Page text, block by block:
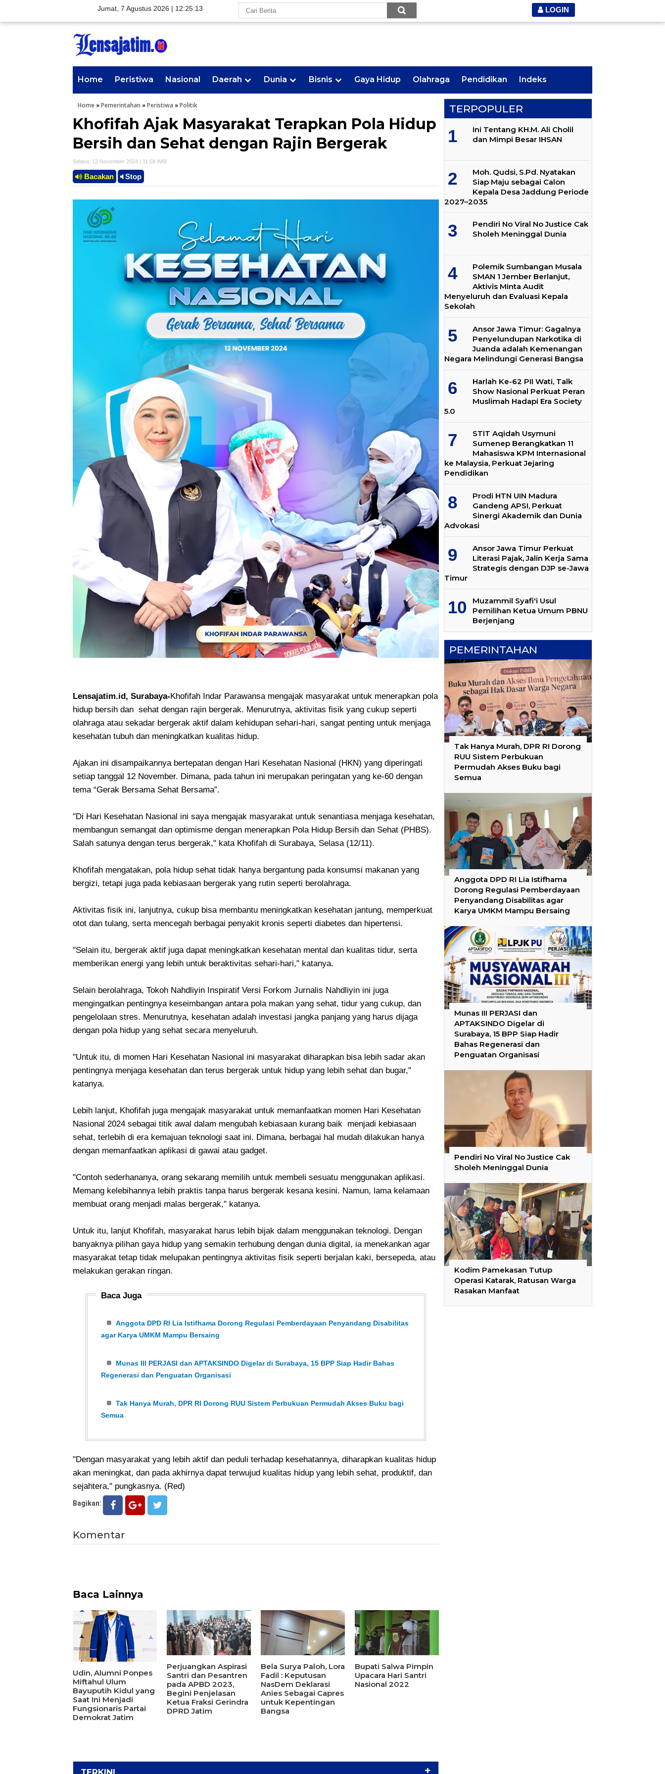
Jumat, 7 Agustus 2026 | 12:25:14 LOGIN
Home Peristiwa Nasional Daerah Dunia Bisnis Gaya Hidup Olahraga Pendidikan Indeks
Home »Pemerintahan »Peristiwa »Politik
Khofifah Ajak Masyarakat Terapkan Pola Hidup
Bersih dan Sehat dengan Rajin Bergerak
Selasa, 12 November 2024 | 11.58 WIB
Bacakan Stop
Lensajatim.id, Surabaya-Khofifah Indar Parawansa mengajak masyarakat untuk menerapkan pola
hidup bersih dan sehat dengan rajin bergerak. Menurutnya, aktivitas fisik yang cukup seperti
olahraga atau sekadar bergerak aktif dalam kehidupan sehari-hari, sangat penting untuk menjaga
kesehatan tubuh dan meningkatkan kualitas hidup.
Ajakan ini disampaikannya bertepatan dengan Hari Kesehatan Nasional (HKN) yang diperingati
setiap tanggal 12 November. Dimana, pada tahun ini merupakan peringatan yang ke-60 dengan
tema “Gerak Bersama Sehat Bersama”.
"Di Hari Kesehatan Nasional ini saya mengajak masyarakat untuk senantiasa menjaga kesehatan,
membangun semangat dan optimisme dengan menerapkan Pola Hidup Bersih dan Sehat (PHBS).
Salah satunya dengan terus bergerak," kata Khofifah di Surabaya, Selasa (12/11).
Khofifah mengatakan, pola hidup sehat tidak hanya bergantung pada konsumsi makanan yang
bergizi, tetapi juga pada kebiasaan bergerak yang rutin seperti berolahraga.
Aktivitas fisik ini, lanjutnya, cukup bisa membantu meningkatkan kesehatan jantung, memperkuat
otot dan tulang, serta mencegah berbagai penyakit kronis seperti diabetes dan hipertensi.
"Selain itu, bergerak aktif juga dapat meningkatkan kesehatan mental dan kualitas tidur, serta
memberikan energi yang lebih untuk beraktivitas sehari-hari," katanya.
Selain berolahraga, Tokoh Nahdliyin Inspiratif Versi Forkom Jurnalis Nahdliyin ini juga
mengingatkan pentingnya keseimbangan antara pola makan yang sehat, tidur yang cukup, dan
pengelolaan stres. Menurutnya, kesehatan adalah investasi jangka panjang yang harus dijaga
dengan pola hidup yang sehat secara menyeluruh.
"Untuk itu, di momen Hari Kesehatan Nasional ini masyarakat diharapkan bisa lebih sadar akan
pentingnya menjaga kesehatan dan terus bergerak untuk hidup yang lebih sehat dan bugar,"
katanya.
Lebih lanjut, Khofifah juga mengajak masyarakat untuk memanfaatkan momen Hari Kesehatan
Nasional 2024 sebagai titik awal dalam mengubah kebiasaan kurang baik menjadi kebiasaan
sehat, terlebih di era kemajuan teknologi saat ini. Dimana, berbagai hal mudah dilakukan hanya
dengan memanfaatkan aplikasi di gawai atau gadget.
"Contoh sederhananya, orang sekarang memilih untuk membeli sesuatu menggunakan aplikasi.
Memang kelebihannya lebih praktis tanpa harus bergerak kesana kesini. Namun, lama kelamaan
membuat orang menjadi malas bergerak," katanya.
Untuk itu, lanjut Khofifah, masyarakat harus lebih bijak dalam menggunakan teknologi. Dengan
banyaknya pilihan gaya hidup yang semakin terhubung dengan dunia digital, ia menekankan agar
masyarakat tetap tidak melupakan pentingnya aktivitas fisik seperti berjalan kaki, bersepeda, atau
melakukan gerakan ringan.
Baca Juga
Anggota DPD RI Lia Istifhama Dorong Regulasi Pemberdayaan Penyandang Disabilitas
agar Karya UMKM Mampu Bersaing
Munas III PERJASI dan APTAKSINDO Digelar di Surabaya, 15 BPP Siap Hadir Bahas
Regenerasi dan Penguatan Organisasi
Tak Hanya Murah, DPR RI Dorong RUU Sistem Perbukuan Permudah Akses Buku bagi
Semua
"Dengan masyarakat yang lebih aktif dan peduli terhadap kesehatannya, diharapkan kualitas hidup
akan meningkat, dan pada akhirnya dapat terwujud kualitas hidup yang lebih sehat, produktif, dan
sejahtera," pungkasnya. (Red)
Bagikan:
Komentar
Baca Lainnya
Udin, Alumni Ponpes
Miftahul Ulum
Bayuputih Kidul yang
Saat Ini Menjadi
Fungsionaris Partai
Demokrat Jatim
Perjuangkan Aspirasi
Santri dan Pesantren
pada APBD 2023,
Begini Penjelasan
Ketua Fraksi Gerindra
DPRD Jatim
Bela Surya Paloh, Lora
Fadil : Keputusan
NasDem Deklarasi
Anies Sebagai Capres
untuk Kepentingan
Bangsa
Bupati Salwa Pimpin
Upacara Hari Santri
Nasional 2022
TERKINI +
TERPOPULER
Ini Tentang KH.M. Ali Cholil
dan Mimpi Besar IHSAN
Moh. Qudsi, S.Pd. Nyatakan
Siap Maju sebagai Calon
Kepala Desa Jaddung Periode
2027–2035
Pendiri No Viral No Justice Cak
Sholeh Meninggal Dunia
Polemik Sumbangan Musala
SMAN 1 Jember Berlanjut,
Aktivis Minta Audit
Menyeluruh dan Evaluasi Kepala
Sekolah
Ansor Jawa Timur: Gagalnya
Penyelundupan Narkotika di
Juanda adalah Kemenangan
Negara Melindungi Generasi Bangsa
Harlah Ke-62 PII Wati, Talk
Show Nasional Perkuat Peran
Muslimah Hadapi Era Society
5.0
STIT Aqidah Usymuni
Sumenep Berangkatkan 11
Mahasiswa KPM Internasional
ke Malaysia, Perkuat Jejaring
Pendidikan
Prodi HTN UIN Madura
Gandeng APSI, Perkuat
Sinergi Akademik dan Dunia
Advokasi
Ansor Jawa Timur Perkuat
Literasi Pajak, Jalin Kerja Sama
Strategis dengan DJP se-Jawa
Timur
Muzammil Syafi'i Usul
Pemilihan Ketua Umum PBNU
Berjenjang
PEMERINTAHAN
Tak Hanya Murah, DPR RI Dorong
RUU Sistem Perbukuan
Permudah Akses Buku bagi
Semua
Anggota DPD RI Lia Istifhama
Dorong Regulasi Pemberdayaan
Penyandang Disabilitas agar
Karya UMKM Mampu Bersaing
Munas III PERJASI dan
APTAKSINDO Digelar di
Surabaya, 15 BPP Siap Hadir
Bahas Regenerasi dan
Penguatan Organisasi
Pendiri No Viral No Justice Cak
Sholeh Meninggal Dunia
Kodim Pamekasan Tutup
Operasi Katarak, Ratusan Warga
Rasakan Manfaat